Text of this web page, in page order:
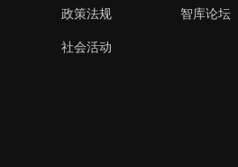
政策法规
社会活动
智库论坛